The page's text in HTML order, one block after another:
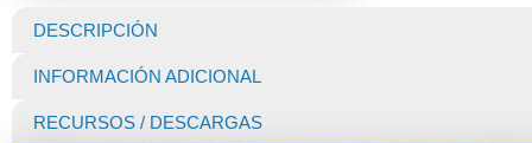
(Dunner)
DESCRIPCIÓN
INFORMACIÓN ADICIONAL
RECURSOS / DESCARGAS